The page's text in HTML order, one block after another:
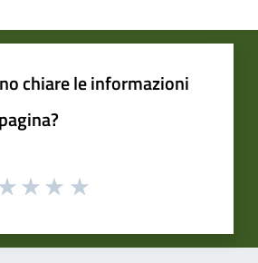
chiare le informazioni